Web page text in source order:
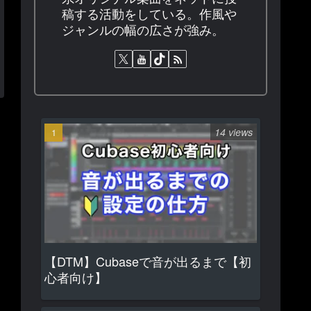
稿する活動をしている。作風や
ジャンルの幅の広さが強み。
【DTM】Cubaseで音が出るまで【初
心者向け】
14 views